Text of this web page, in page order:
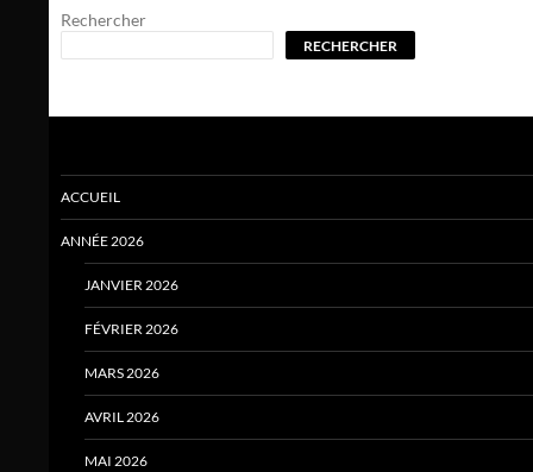
Rechercher
RECHERCHER
ACCUEIL
ANNÉE 2026
JANVIER 2026
FÉVRIER 2026
MARS 2026
AVRIL 2026
MAI 2026